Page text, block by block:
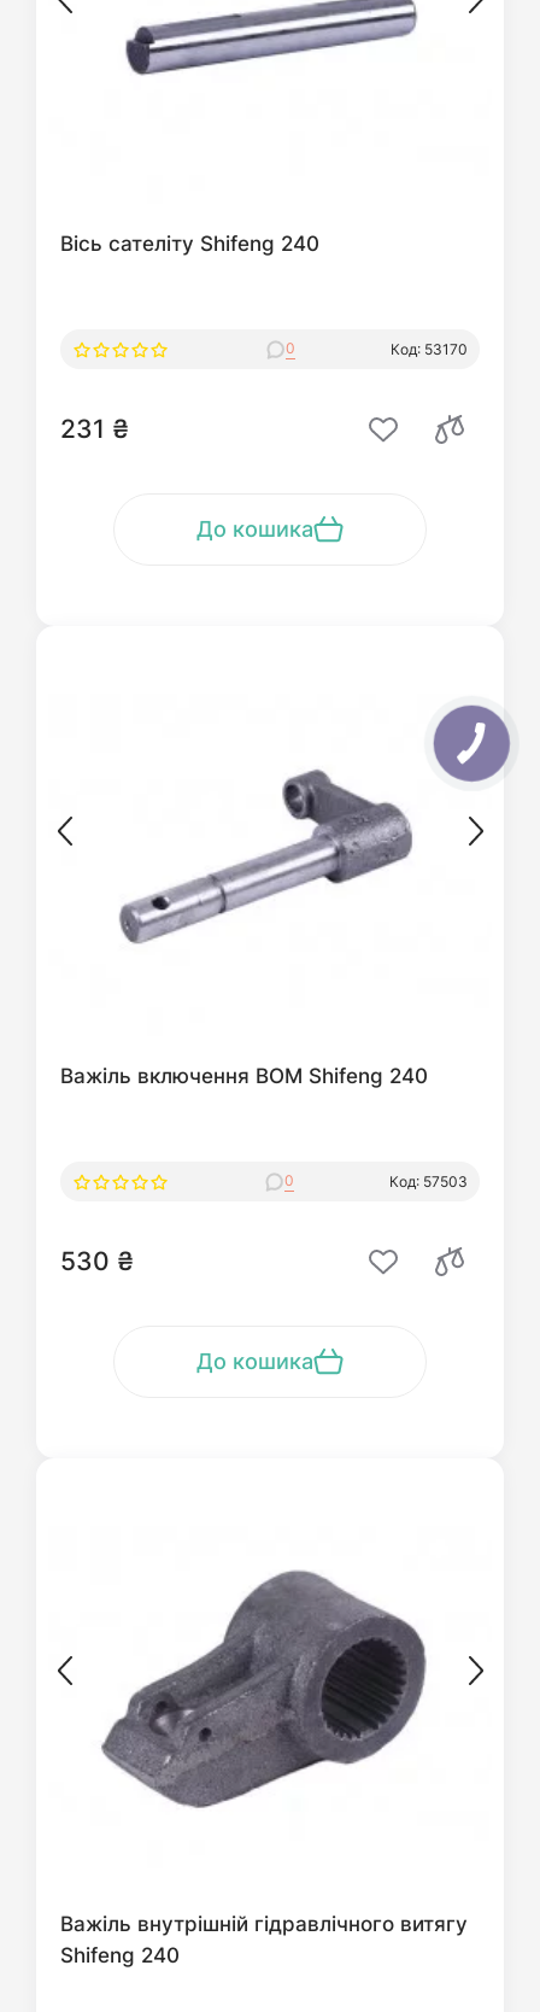
Вісь сателіту Shifeng 240
0 Код: 53170
231 ₴
До кошика
Важіль включення ВОМ Shifeng 240
0 Код: 57503
530 ₴
До кошика
Важіль внутрішній гідравлічного витягу
Shifeng 240